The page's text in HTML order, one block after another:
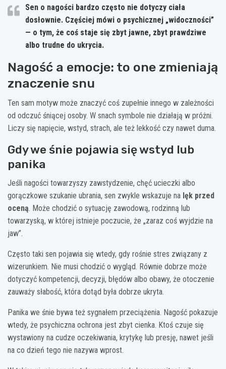
Sen o nagości bardzo często nie dotyczy ciała
dosłownie. Częściej mówi o psychicznej „widoczności”
— o tym, że coś staje się zbyt jawne, zbyt prawdziwe
albo trudne do ukrycia.
Nagość a emocje: to one zmieniają
znaczenie snu
Ten sam motyw może znaczyć coś zupełnie innego w zależności
od odczuć śniącej osoby. W snach symbole nie działają w próżni.
Liczy się napięcie, wstyd, strach, ale też lekkość czy nawet duma.
Gdy we śnie pojawia się wstyd lub
panika
Jeśli nagości towarzyszy zawstydzenie, chęć ucieczki albo
gorączkowe szukanie ubrania, sen zwykle wskazuje na lęk przed
oceną. Może chodzić o sytuację zawodową, rodzinną lub
towarzyską, w której istnieje poczucie, że „zaraz coś wyjdzie na
jaw”.
Często taki sen pojawia się wtedy, gdy rośnie stres związany z
wizerunkiem. Nie musi chodzić o wygląd. Równie dobrze może
dotyczyć kompetencji, decyzji, błędów albo obawy, że otoczenie
zauważy słabość, która dotąd była dobrze ukryta.
Panika we śnie bywa też sygnałem przeciążenia. Nagość pokazuje
wtedy, że psychiczna ochrona jest zbyt cienka. Ktoś czuje się
wystawiony na cudze oczekiwania, krytykę lub presję, nawet jeśli
na co dzień tego nie nazywa wprost.